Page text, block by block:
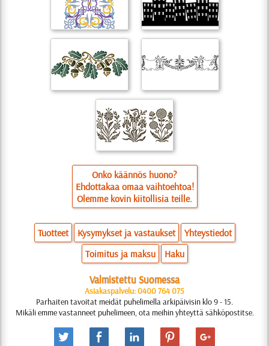
Onko käännös huono?
Ehdottakaa omaa vaihtoehtoa!
Olemme kovin kiitollisia teille.
Tuotteet Kysymykset ja vastaukset
Yhteystiedot
Toimitus ja maksu
Haku
Valmistettu Suomessa
Asiakaspalvelu: 0400 764 075
Parhaiten tavoitat meidät puhelimella arkipäivisin klo 9 - 15.
Mikäli emme vastanneet puhelimeen, ota meihin yhteyttä sähköpostitse.